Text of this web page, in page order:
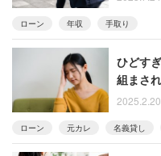
ローン 年収 手取り
ひどす
組まさ
払うハ
2025.2.20
ローン 元カレ 名義貸し